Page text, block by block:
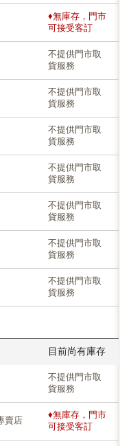
♦無庫存，門市
可接受客訂
不提供門市取
貨服務
不提供門市取
貨服務
不提供門市取
貨服務
不提供門市取
貨服務
不提供門市取
貨服務
不提供門市取
貨服務
不提供門市取
貨服務
目前尚有庫存
不提供門市取
貨服務
賣店
♦無庫存，門市
可接受客訂